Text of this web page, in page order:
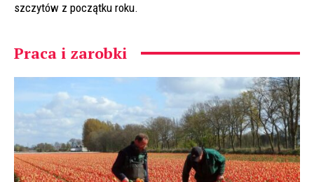
szczytów z początku roku.
Praca i zarobki